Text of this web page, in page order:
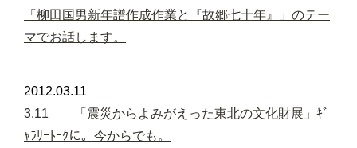
「柳田国男新年譜作成作業と『故郷七十年』」のテー
マでお話します。
2012.03.11
3.11 「震災からよみがえった東北の文化財展」ｷﾞ
ｬﾗﾘｰﾄｰｸに。今からでも。